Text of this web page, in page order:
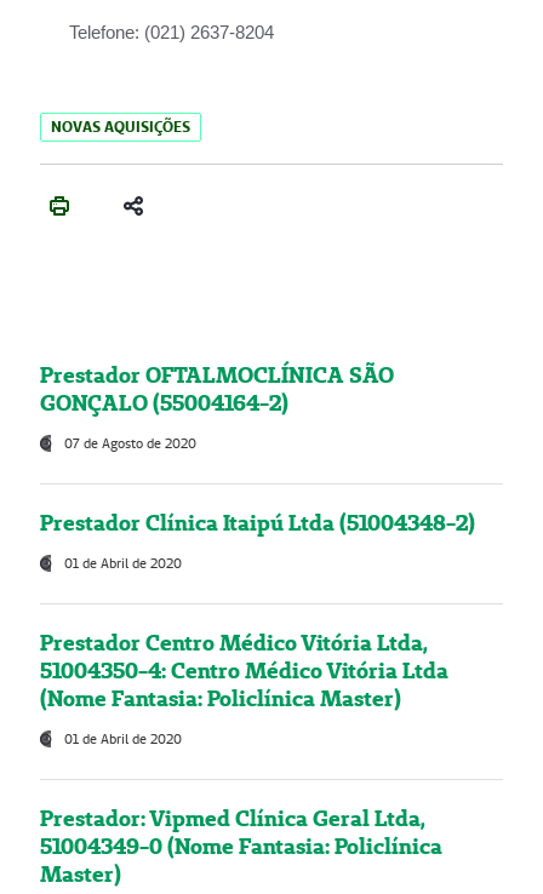
Telefone: (021) 2637-8204
NOVAS AQUISIÇÕES
Prestador OFTALMOCLÍNICA SÃO
GONÇALO (55004164-2)
07 de Agosto de 2020
Prestador Clínica Itaipú Ltda (51004348-2)
01 de Abril de 2020
Prestador Centro Médico Vitória Ltda,
51004350-4: Centro Médico Vitória Ltda
(Nome Fantasia: Policlínica Master)
01 de Abril de 2020
Prestador: Vipmed Clínica Geral Ltda,
51004349-0 (Nome Fantasia: Policlínica
Master)